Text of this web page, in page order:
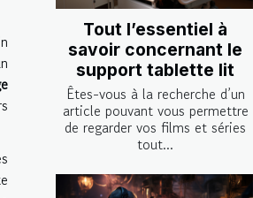
Tout l’essentiel à
savoir concernant le
support tablette lit
Êtes-vous à la recherche d’un
article pouvant vous permettre
de regarder vos films et séries
tout...